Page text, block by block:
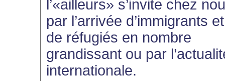
l’«ailleurs» s’invite chez
par l’arrivée d’immigrants et
de réfugiés en nombre
grandissant ou par
internationale.